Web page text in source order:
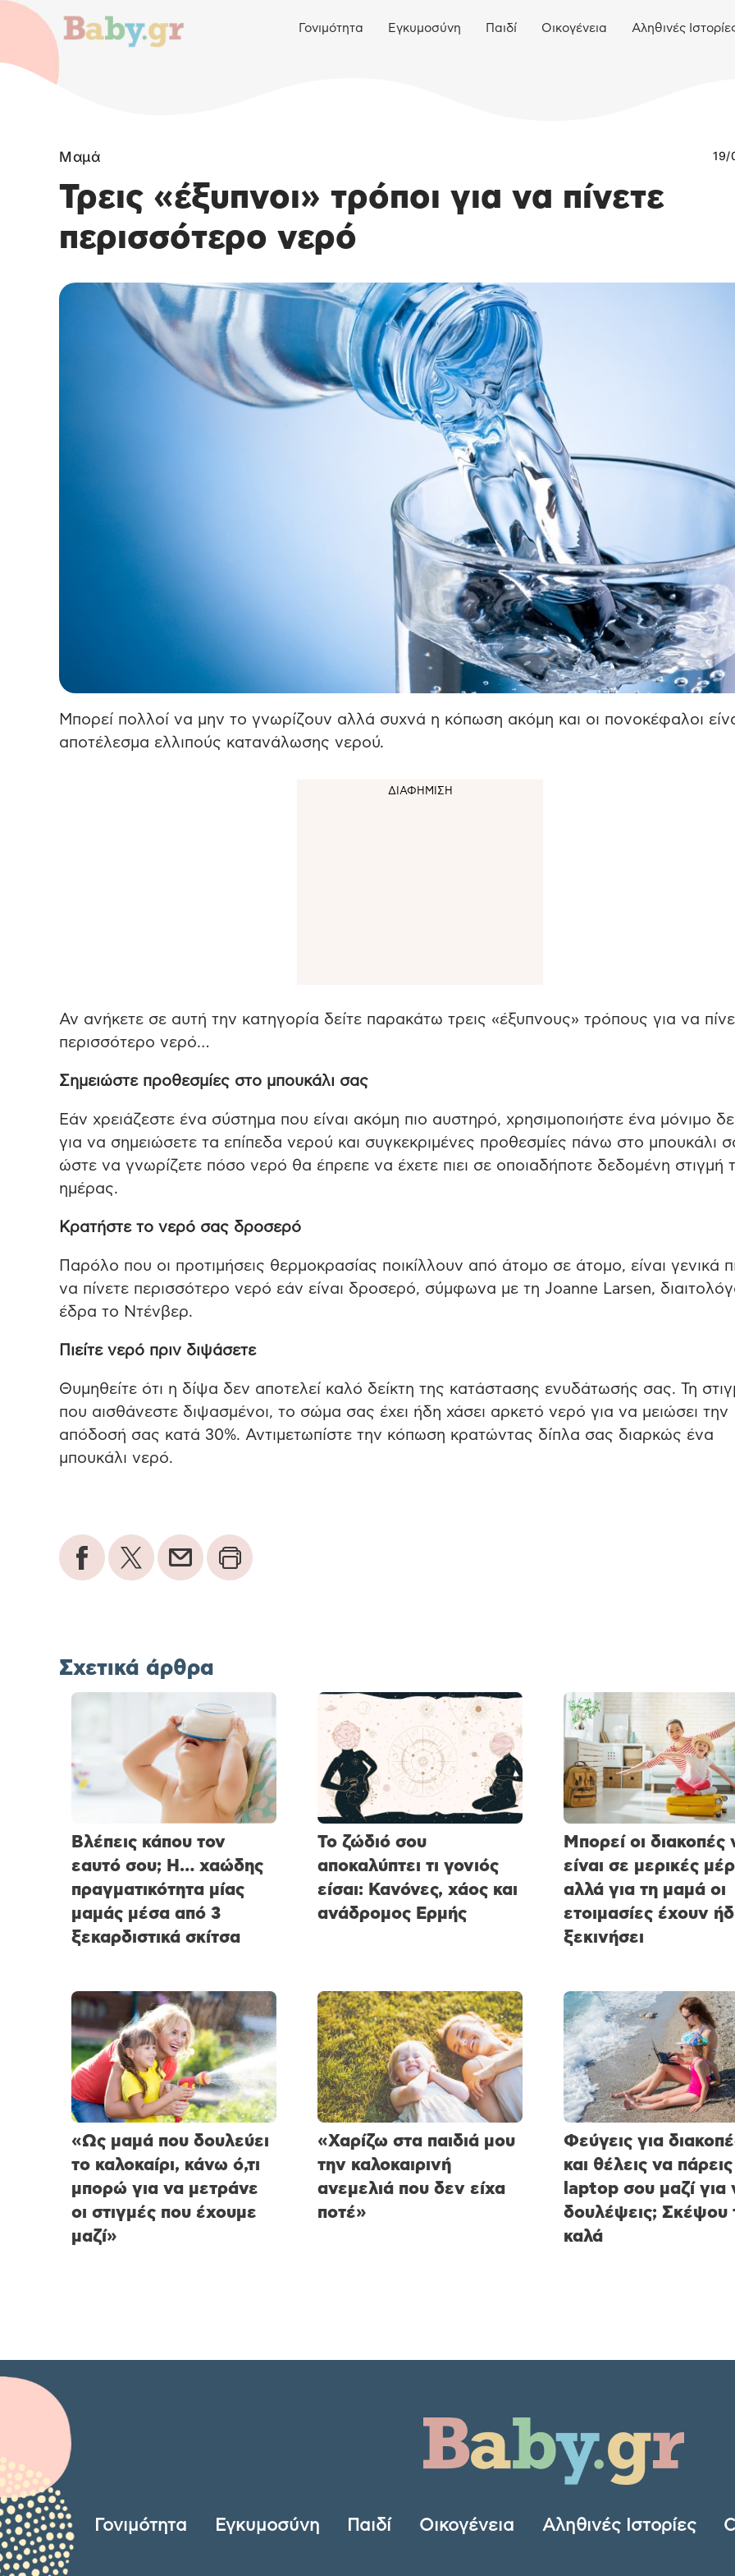
Γονιμότητα Εγκυμοσύνη Παιδί Οικογένεια Αληθινές
Μαμά 19/
Τρεις «έξυπνοι» τρόποι για να πίνετε
περισσότερο νερό
Μπορεί πολλοί να μην το γνωρίζουν αλλά συχνά η κόπωση ακόμη και οι πονοκέφαλοι
αποτέλεσμα ελλιπούς κατανάλωσης νερού.
Αν ανήκετε σε αυτή την κατηγορία δείτε παρακάτω τρεις «έξυπνους» τρόπους για να
περισσότερο νερό…
Σημειώστε προθεσμίες στο μπουκάλι σας
Εάν χρειάζεστε ένα σύστημα που είναι ακόμη πιο αυστηρό, χρησιμοποιήστε ένα μόνιμο
για να σημειώσετε τα επίπεδα νερού και συγκεκριμένες προθεσμίες πάνω στο μπουκάλι
ώστε να γνωρίζετε πόσο νερό θα έπρεπε να έχετε πιει σε οποιαδήποτε δεδομένη στιγμή
ημέρας.
Κρατήστε το νερό σας δροσερό
Παρόλο που οι προτιμήσεις θερμοκρασίας ποικίλλουν από άτομο σε άτομο, είναι γενικά
να πίνετε περισσότερο νερό εάν είναι δροσερό, σύμφωνα με τη Joanne Larsen,
έδρα το Ντένβερ.
Πιείτε νερό πριν διψάσετε
Θυμηθείτε ότι η δίψα δεν αποτελεί καλό δείκτη της κατάστασης ενυδάτωσής σας. Τη
που αισθάνεστε διψασμένοι, το σώμα σας έχει ήδη χάσει αρκετό νερό για να μειώσει την
απόδοσή σας κατά 30%. Αντιμετωπίστε την κόπωση κρατώντας δίπλα σας διαρκώς ένα
μπουκάλι νερό.
Σχετικά άρθρα
Βλέπεις κάπου τον
εαυτό σου; Η… χαώδης
πραγματικότητα μίας
μαμάς μέσα από 3
ξεκαρδιστικά σκίτσα
Το ζώδιό σου
αποκαλύπτει τι γονιός
είσαι: Κανόνες, χάος και
ανάδρομος Ερμής
Μπορεί οι διακοπές
είναι σε μερικές
αλλά για τη μαμά οι
ετοιμασίες έχουν
ξεκινήσει
«Ως μαμά που δουλεύει
το καλοκαίρι, κάνω ό,τι
μπορώ για να μετράνε
οι στιγμές που έχουμε
μαζί»
«Χαρίζω στα παιδιά μου
την καλοκαιρινή
ανεμελιά που δεν είχα
ποτέ»
Φεύγεις για
και θέλεις να
laptop σου μαζί για
δουλέψεις; Σκέψου
καλά
Γονιμότητα Εγκυμοσύνη Παιδί Οικογένεια Αληθινές Ιστορίες